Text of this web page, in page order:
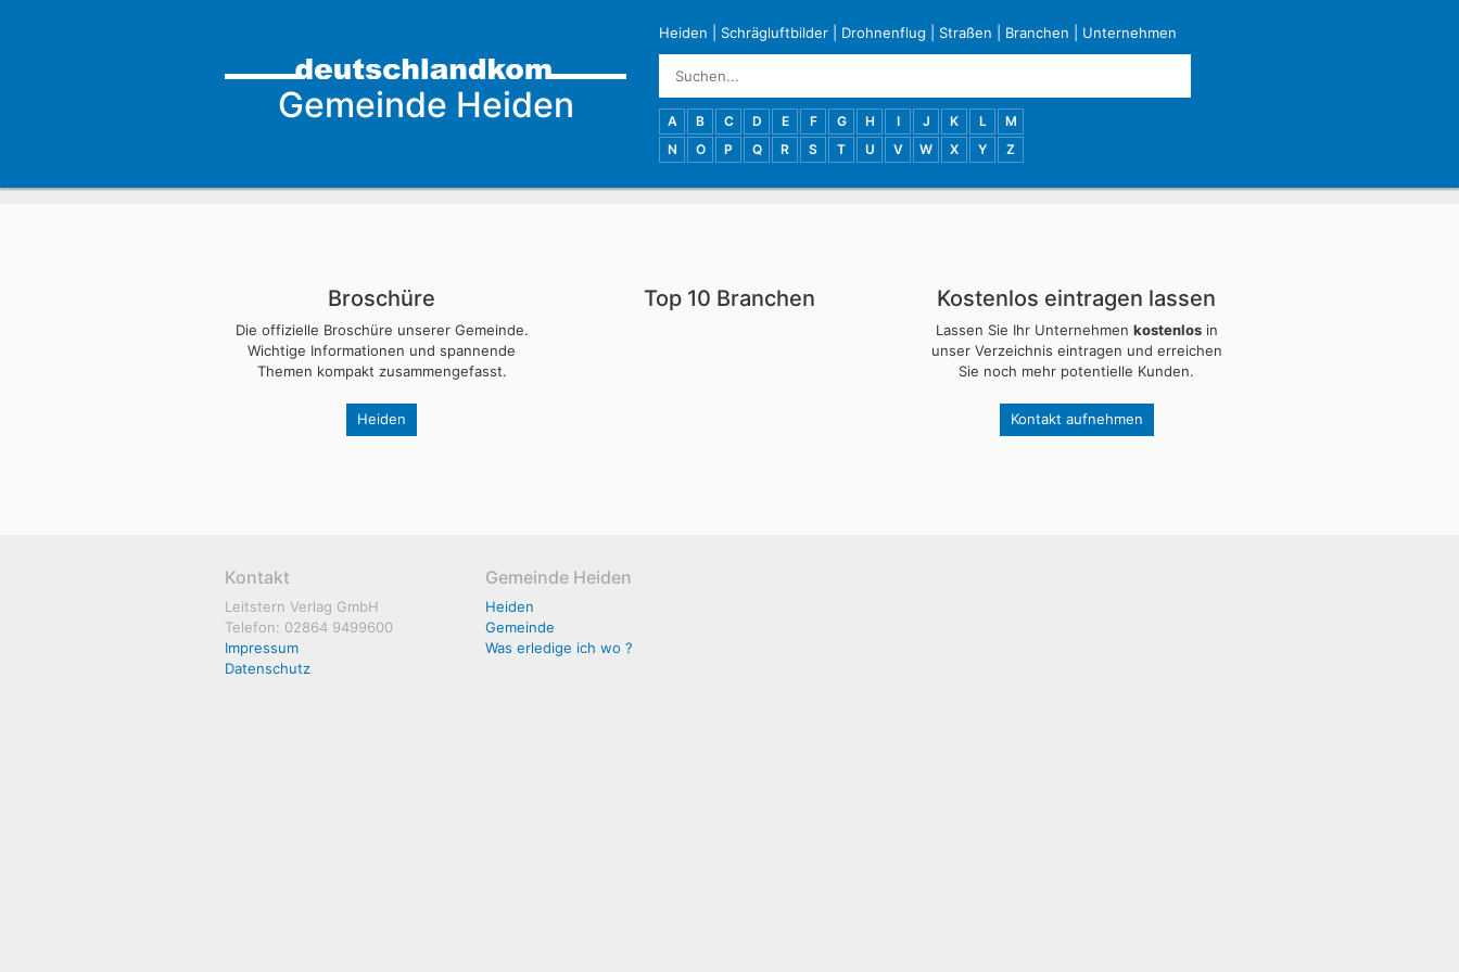
Gemeinde Heiden
Heiden Schrägluftbilder Drohnenflug Straßen Branchen Unternehmen
A B C D E F G H I J K L
M
N
O P Q R S T U V W X Y Z
Broschüre
Die offizielle Broschüre unserer Gemeinde.
Wichtige Informationen und spannende
Themen kompakt zusammengefasst.
Heiden
Top 10 Branchen Kostenlos eintragen lassen
Lassen Sie Ihr Unternehmen kostenlosin
unser Verzeichnis eintragen und erreichen
Sie noch mehr potentielle Kunden.
Kontakt aufnehmen
Kontakt
Leitstern Verlag GmbH
Telefon: 02864 9499600
Impressum
Datenschutz
Gemeinde Heiden
Heiden
Gemeinde
Was erledige ich wo ?